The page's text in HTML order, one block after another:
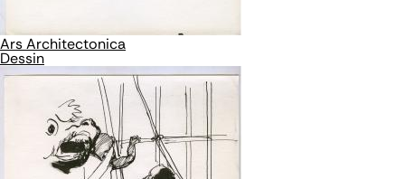
Ars Architectonica
Dessin